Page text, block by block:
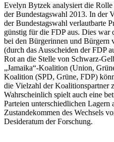
Evelyn Bytzek analysiert die
der Bundestagswahl 2013. In der
der Bundestagswahl verlautbarte
günstig für die FDP aus. Dies
bei den Bürgerinnen und Bürgern
(durch das Ausscheiden der FDP
Rot an die Stelle von Schwarz-
„Jamaika“-Koalition (Union,
Koalition (SPD, Grüne, FDP)
die Vielzahl der Koalitionspartner
Wahrscheinlich spielt auch eine
Parteien unterschiedlichen
Zustandekommen des Wechsels
Desideratum der Forschung.